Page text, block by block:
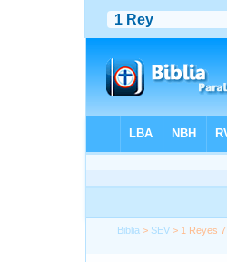
Biblia > SEV > 1 Reyes 7